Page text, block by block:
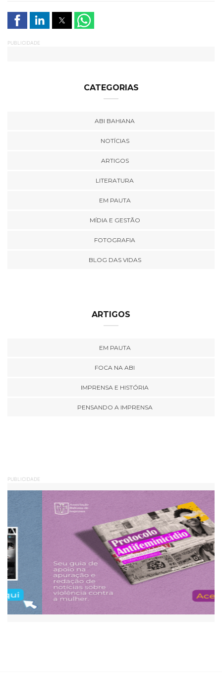
PUBLICIDADE
CATEGORIAS
ABI BAHIANA
NOTÍCIAS
ARTIGOS
LITERATURA
EM PAUTA
MÍDIA E GESTÃO
FOTOGRAFIA
BLOG DAS VIDAS
ARTIGOS
EM PAUTA
FOCA NA ABI
IMPRENSA E HISTÓRIA
PENSANDO A IMPRENSA
PUBLICIDADE